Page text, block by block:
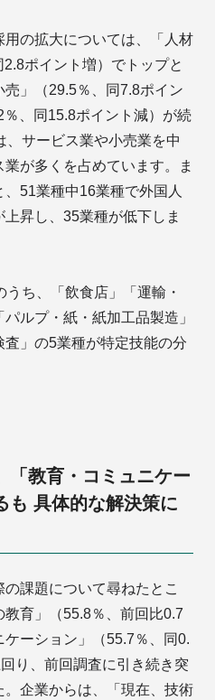
の拡大については、「人材
ポイント増）でトップと
」（29.5％、同7.8ポイン
％、同15.8ポイント減）が続
、サービス業や小売業を中
が多くを占めています。ま
51業種中16業種で外国人
昇し、35業種が低下しま
ち、「飲食店」「運輸・
ルプ・紙・紙加工品製造」
査」の5業種が特定技能の分
「教育・コミュニケー
も 具体的な解決策に
課題について尋ねたとこ
育」（55.8％、前回比0.7
ーション」（55.7％、同0.
り、前回調査に引き続き突
企業からは、「現在、技術